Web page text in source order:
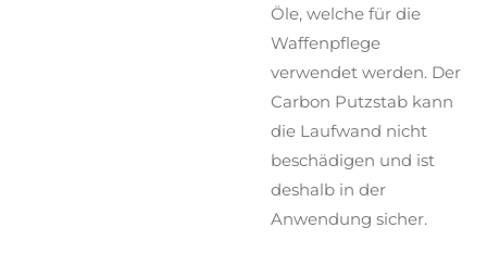
Öle, welche für die
Waffenpflege
verwendet werden. Der
Carbon Putzstab kann
die Laufwand nicht
beschädigen und ist
deshalb in der
Anwendung sicher.